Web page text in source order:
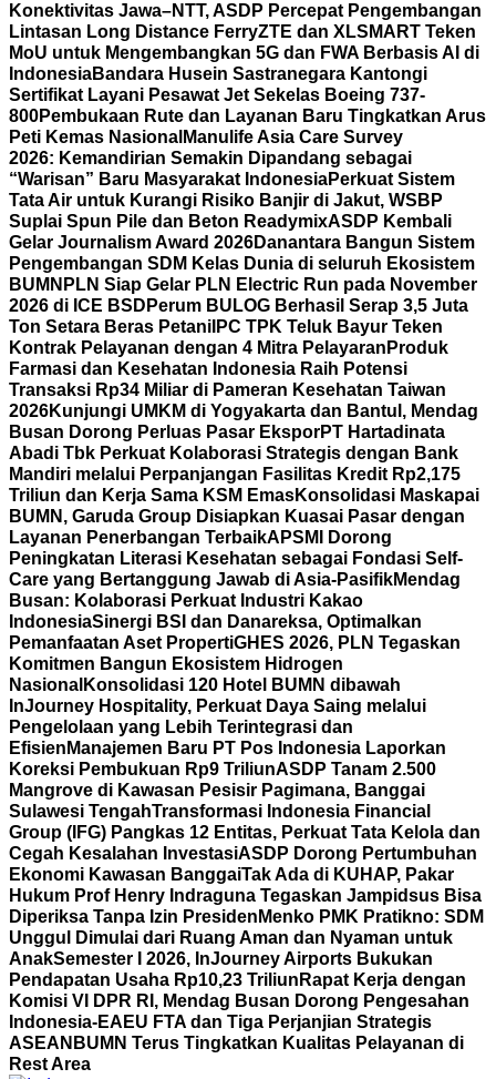
Konektivitas Jawa–NTT, ASDP Percepat Pengembangan
Lintasan Long Distance FerryZTE dan XLSMART Teken
MoU untuk Mengembangkan 5G dan FWA Berbasis AI di
IndonesiaBandara Husein Sastranegara Kantongi
Sertifikat Layani Pesawat Jet Sekelas Boeing 737-
800Pembukaan Rute dan Layanan Baru Tingkatkan Arus
Peti Kemas Nasional Manulife Asia Care Survey
2026: Kemandirian Semakin Dipandang sebagai
“Warisan” Baru Masyarakat IndonesiaPerkuat Sistem
Tata Air untuk Kurangi Risiko Banjir di Jakut, WSBP
Suplai Spun Pile dan Beton ReadymixASDP Kembali
Gelar Journalism Award 2026Danantara Bangun Sistem
Pengembangan SDM Kelas Dunia di seluruh Ekosistem
BUMN PLN Siap Gelar PLN Electric Run pada November
2026 di ICE BSD Perum BULOG Berhasil Serap 3,5 Juta
Ton Setara Beras Petani IPC TPK Teluk Bayur Teken
Kontrak Pelayanan dengan 4 Mitra Pelayaran Produk
Farmasi dan Kesehatan Indonesia Raih Potensi
Transaksi Rp34 Miliar di Pameran Kesehatan Taiwan
2026Kunjungi UMKM di Yogyakarta dan Bantul, Mendag
Busan Dorong Perluas Pasar EksporPT Hartadinata
Abadi Tbk Perkuat Kolaborasi Strategis dengan Bank
Mandiri melalui Perpanjangan Fasilitas Kredit Rp2,175
Triliun dan Kerja Sama KSM EmasKonsolidasi Maskapai
BUMN, Garuda Group Disiapkan Kuasai Pasar dengan
Layanan Penerbangan TerbaikAPSMI Dorong
Peningkatan Literasi Kesehatan sebagai Fondasi Self-
Care yang Bertanggung Jawab di Asia-PasifikMendag
Busan: Kolaborasi Perkuat Industri Kakao
IndonesiaSinergi BSI dan Danareksa, Optimalkan
Pemanfaatan Aset PropertiGHES 2026, PLN Tegaskan
Komitmen Bangun Ekosistem Hidrogen
Nasional Konsolidasi 120 Hotel BUMN dibawah
InJourney Hospitality, Perkuat Daya Saing melalui
Pengelolaan yang Lebih Terintegrasi dan
Efisien Manajemen Baru PT Pos Indonesia Laporkan
Koreksi Pembukuan Rp9 TriliunASDP Tanam 2.500
Mangrove di Kawasan Pesisir Pagimana, Banggai
Sulawesi TengahTransformasi Indonesia Financial
Group (IFG) Pangkas 12 Entitas, Perkuat Tata Kelola dan
Cegah Kesalahan InvestasiASDP Dorong Pertumbuhan
Ekonomi Kawasan BanggaiTak Ada di KUHAP, Pakar
Hukum Prof Henry Indraguna Tegaskan Jampidsus Bisa
Diperiksa Tanpa Izin Presiden Menko PMK Pratikno: SDM
Unggul Dimulai dari Ruang Aman dan Nyaman untuk
AnakSemester I 2026, InJourney Airports Bukukan
Pendapatan Usaha Rp10,23 Triliun Rapat Kerja dengan
Komisi VI DPR RI, Mendag Busan Dorong Pengesahan
Indonesia-EAEU FTA dan Tiga Perjanjian Strategis
ASEAN BUMN Terus Tingkatkan Kualitas Pelayanan di
Rest Area